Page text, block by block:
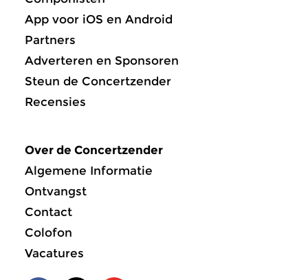
App voor iOS en Android
Partners
Adverteren en Sponsoren
Steun de Concertzender
Recensies
Over de Concertzender
Algemene Informatie
Ontvangst
Contact
Colofon
Vacatures